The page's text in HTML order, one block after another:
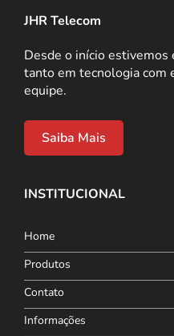
JHR Telecom
Desde o início estivemos
tanto em tecnologia com
equipe.
Saiba Mais
INSTITUCIONAL
Home
Produtos
Contato
Informações